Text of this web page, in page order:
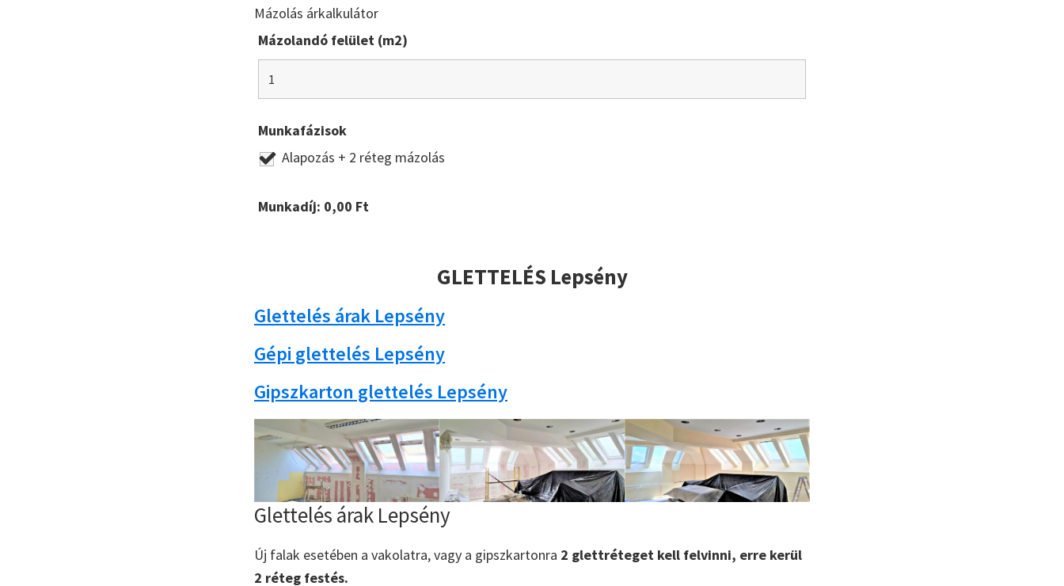
Mázolás árkalkulátor
Mázolandó felület (m2)
Munkafázisok
Alapozás + 2 réteg mázolás
Munkadíj: 0,00 Ft
GLETTELÉS Lepsény
Glettelés árak Lepsény
Gépi glettelés Lepsény
Gipszkarton glettelés Lepsény
Glettelés árak Lepsény
Új falak esetében a vakolatra, vagy a gipszkartonra 2 glettréteget kell felvinni, erre kerül
2 réteg festés.